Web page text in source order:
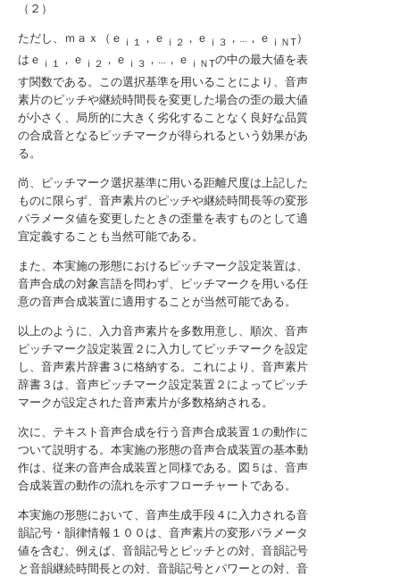
（２）
ただし、ｍａｘ（ｅ ｉ１ ，ｅ ｉ２ ，ｅ ｉ３ ，…，ｅ ｉＮT）
はｅ
ｉ１ ，ｅ ｉ２ ，ｅ ｉ３ ，…，ｅ ｉＮTの中の最大値を表
す関数である。この選択基準を用いることにより、音声
素片のピッチや継続時間長を変更した場合の歪の最大値
が小さく、局所的に大きく劣化することなく良好な品質
の合成音となるピッチマークが得られるという効果があ
る。
尚、ピッチマーク選択基準に用いる距離尺度は上記した
ものに限らず、音声素片のピッチや継続時間長等の変形
パラメータ値を変更したときの歪量を表すものとして適
宜定義することも当然可能である。
また、本実施の形態におけるピッチマーク設定装置は、
音声合成の対象言語を問わず、ピッチマークを用いる任
意の音声合成装置に適用することが当然可能である。
以上のように、入力音声素片を多数用意し、順次、音声
ピッチマーク設定装置２に入力してピッチマークを設定
し、音声素片辞書３に格納する。これにより、音声素片
辞書３は、音声ピッチマーク設定装置２によってピッチ
マークが設定された音声素片が多数格納される。
次に、テキスト音声合成を行う音声合成装置１の動作に
ついて説明する。本実施の形態の音声合成装置の基本動
作は、従来の音声合成装置と同様である。図５は、音声
合成装置の動作の流れを示すフローチャートである。
本実施の形態において、音声生成手段４に入力される音
韻記号・韻律情報１００は、音声素片の変形パラメータ
値を含む、例えば、音韻記号とピッチとの対、音韻記号
と音韻継続時間長との対、音韻記号とパワーとの対、音